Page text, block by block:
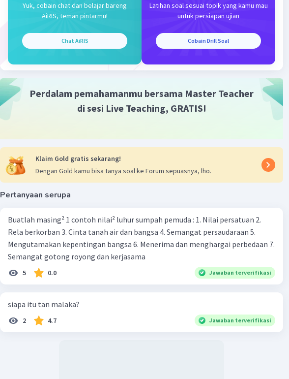
Iklan
Rendi R Community Level 100
25 November 2024 14:39
Jawaban terverifikasi
"Tan mupakat ing potong prakara"
digunakan untuk menggambarkan situasi di mana beberapa pihak
tidak setuju atau tidak mencapai kesepakatan dalam menyelesaikan
prakara"merujuk pada keputusan atau pemutusan suatu masalah.
Jadi, jika ada yang tidak "mupakat," berarti tidak ada kesepakatan
dalam menyelesaikan atau menentukan solusi untuk masalah
tersebut.
Yuk, cobain chat dan belajar bareng
AiRIS, teman pintarmu!
Chat AiRIS
Latihan soal sesuai topik yang kamu mau
untuk persiapan ujian
Cobain Drill Soal
Perdalam pemahamanmu bersama Master Teacher
di sesi Live Teaching, GRATIS!
Klaim Gold gratis sekarang!
Dengan Gold kamu bisa tanya soal ke Forum sepuasnya, lho.
Pertanyaan serupa
Buatlah masing² 1 contoh nilai² luhur sumpah pemuda : 1. Nilai persatuan 2.
Rela berkorban 3. Cinta tanah air dan bangsa 4. Semangat persaudaraan 5.
Mengutamakan kepentingan bangsa 6. Menerima dan menghargai perbedaan 7.
Semangat gotong royong dan kerjasama
5 0.0 Jawaban terverifikasi
siapa itu tan malaka?
2 4.7 Jawaban terverifikasi